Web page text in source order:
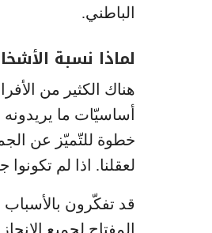
الباطني.
لماذا نسبة الأشخاص
هناك الكثير من
أساسيّات ما
خطوة للتّميّز عن
لعقلنا. اذا لم
قد تفكّرون بالأسباب
المفتاح لجميع